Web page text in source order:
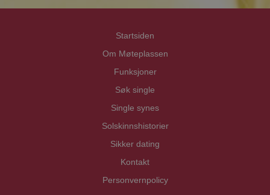
Startsiden
Om Møteplassen
Funksjoner
Søk single
Single synes
Solskinnshistorier
Sikker dating
Kontakt
Personvernpolicy